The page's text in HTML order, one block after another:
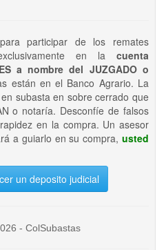
participar de los remates
en la cuenta
a nombre del JUZGADO o
están en el Banco Agrario. La
subasta en sobre cerrado que
o notaría. Desconfíe de falsos
en la compra. Un asesor
a guiarlo en su compra, usted
un deposito judicial
- ColSubastas